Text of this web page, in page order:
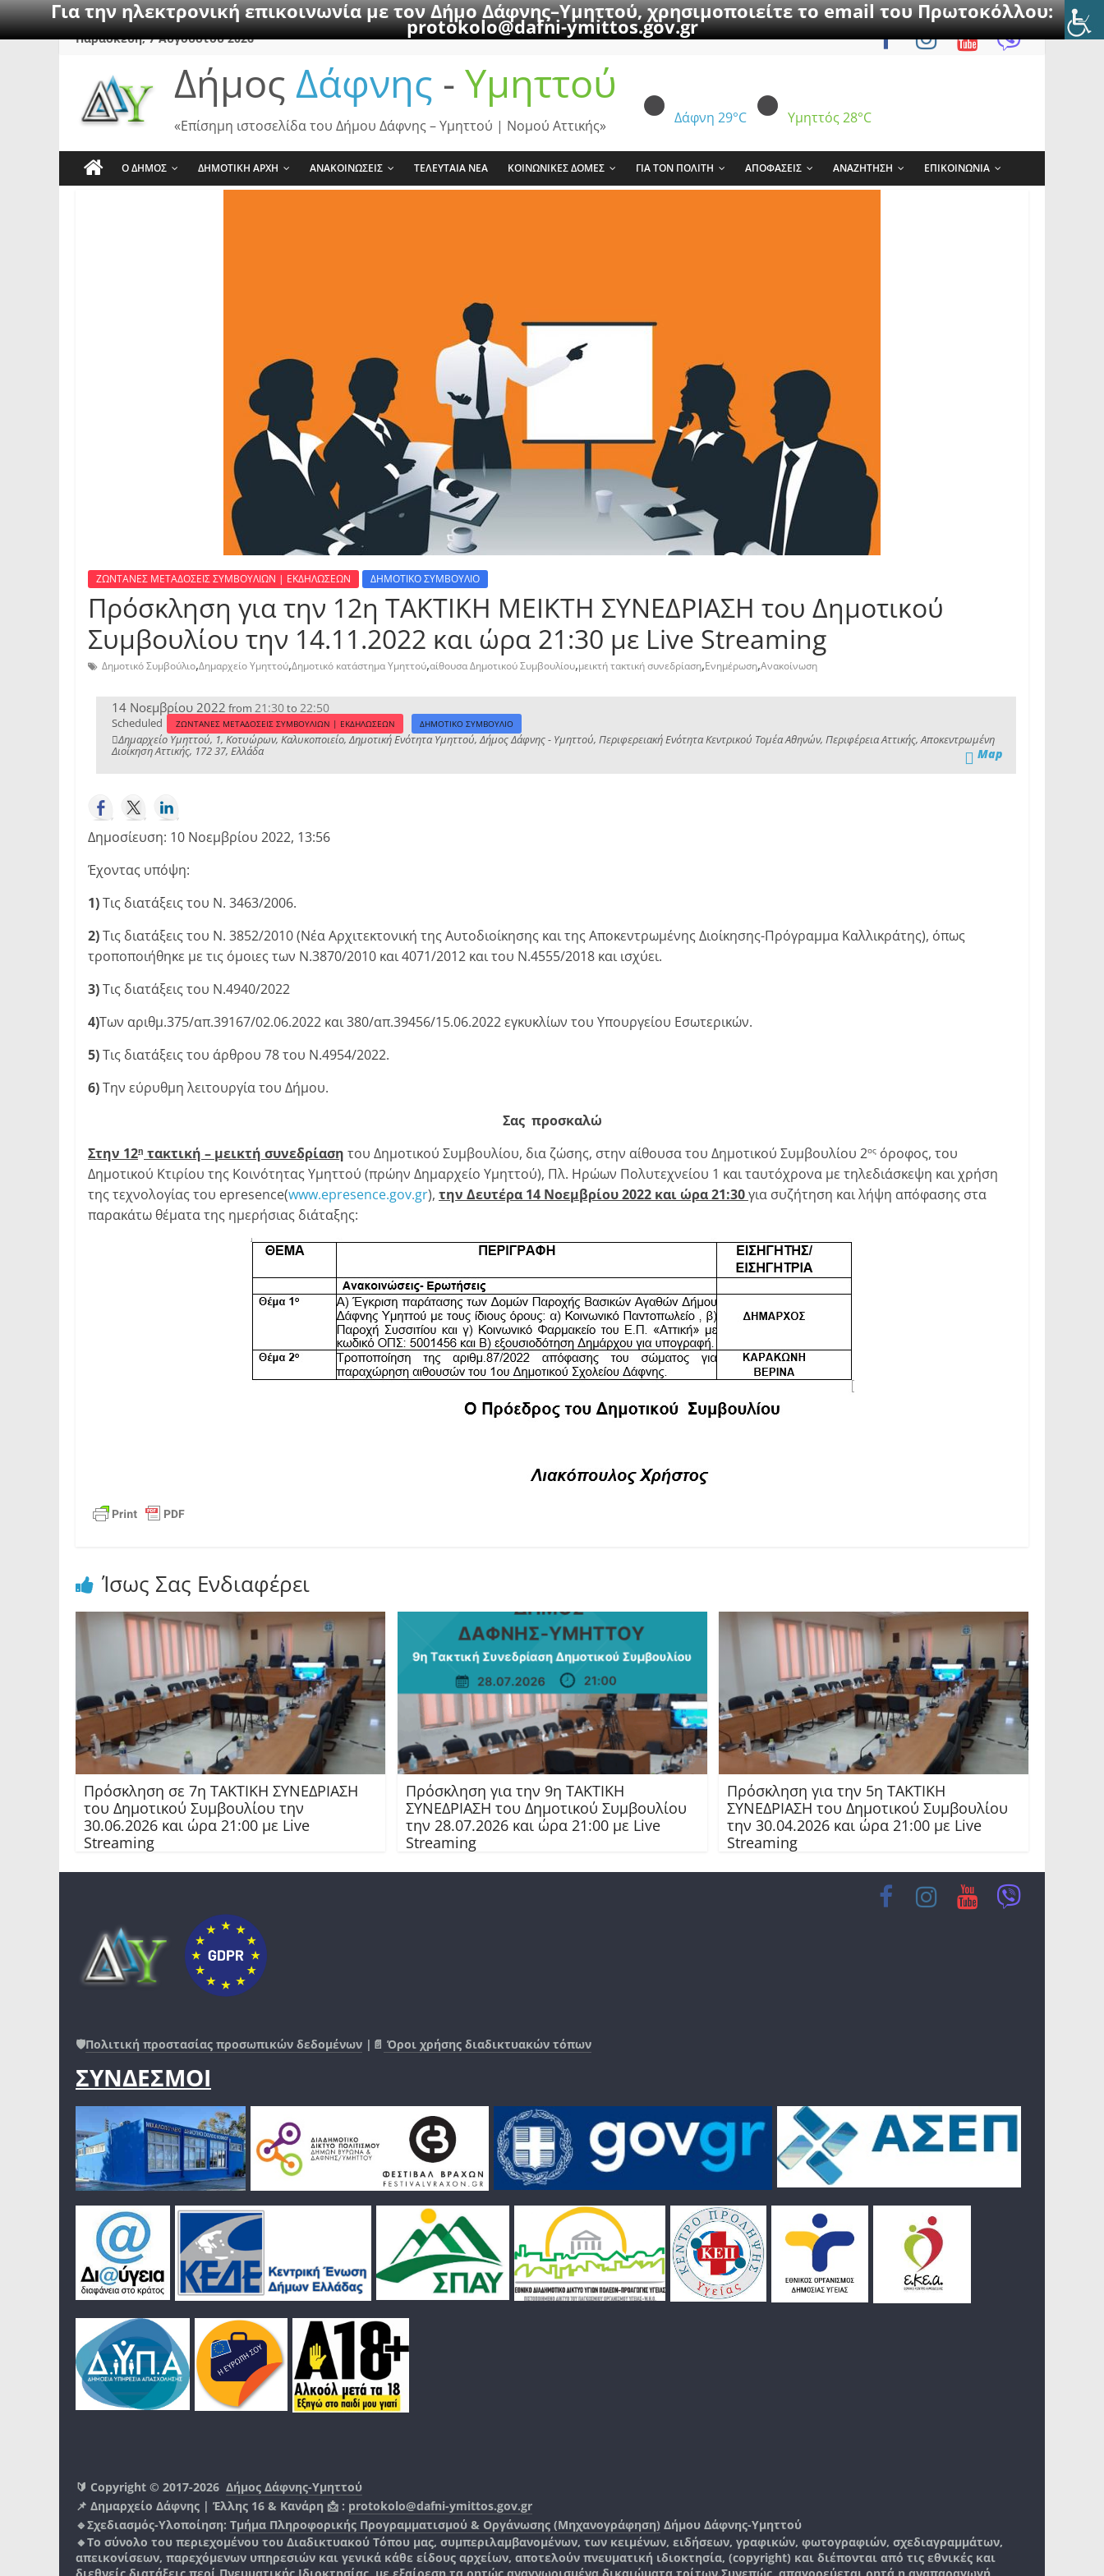
Για την ηλεκτρονική επικοινωνία με τον Δήμο Δάφνης–Υμηττού, χρησιμοποιείτε το email του Πρωτοκόλλου:
protokolo@dafni-ymittos.gov.gr
SkipΠαρασκευή, 7 Αυγούστου 2026
Δήμος Δάφνης - Υμηττού
Δάφνη 29°C Υμηττός 28°C
«Επίσημη ιστοσελίδα του Δήμου Δάφνης – Υμηττού | Νομού Αττικής»
Ο ΔΗΜΟΣ ΔΗΜΟΤΙΚΗ ΑΡΧΗ ΑΝΑΚΟΙΝΩΣΕΙΣ ΤΕΛΕΥΤΑΙΑ ΝΕΑ ΚΟΙΝΩΝΙΚΕΣ ΔΟΜΕΣ ΓΙΑ ΤΟΝ ΠΟΛΙΤΗ ΑΠΟΦΑΣΕΙΣ ΑΝΑΖΗΤΗΣΗ ΕΠΙΚΟΙΝΩΝΙΑ
ΖΩΝΤΑΝΕΣ ΜΕΤΑΔΟΣΕΙΣ ΣΥΜΒΟΥΛΙΩΝ | ΕΚΔΗΛΩΣΕΩΝ ΔΗΜΟΤΙΚΟ ΣΥΜΒΟΥΛΙΟ
Πρόσκληση για την 12η ΤΑΚΤΙΚΗ ΜΕΙΚΤΗ ΣΥΝΕΔΡΙΑΣΗ του Δημοτικού
Συμβουλίου την 14.11.2022 και ώρα 21:30 με Live Streaming
Δημοτικό Συμβούλιο,Δημαρχείο Υμηττού,Δημοτικό κατάστημα Υμηττού,αίθουσα Δημοτικού Συμβουλίου,μεικτή τακτική συνεδρίαση,Ενημέρωση,Ανακοίνωση
14 Νοεμβρίου 2022 from 21:30to 22:50
Scheduled ΖΩΝΤΑΝΕΣ ΜΕΤΑΔΟΣΕΙΣ ΣΥΜΒΟΥΛΙΩΝ | ΕΚΔΗΛΩΣΕΩΝ ΔΗΜΟΤΙΚΟ ΣΥΜΒΟΥΛΙΟ
Δημαρχείο Υμηττού, 1, Κοτυώρων, Καλυκοποιείο, Δημοτική Ενότητα Υμηττού, Δήμος Δάφνης - Υμηττού, Περιφερειακή Ενότητα Κεντρικού Τομέα Αθηνών, Περιφέρεια Αττικής, Αποκεντρωμένη
Διοίκηση Αττικής, 172 37, Ελλάδα Map
Δημοσίευση: 10 Νοεμβρίου 2022, 13:56
Έχοντας υπόψη:
1)Τις διατάξεις του Ν. 3463/2006.
2)Τις διατάξεις του Ν. 3852/2010 (Νέα Αρχιτεκτονική της Αυτοδιοίκησης και της Αποκεντρωμένης Διοίκησης-Πρόγραμμα Καλλικράτης), όπως
τροποποιήθηκε με τις όμοιες των Ν.3870/2010 και 4071/2012 και του Ν.4555/2018 και ισχύει.
3)Τις διατάξεις του Ν.4940/2022
4)Των αριθμ.375/απ.39167/02.06.2022 και 380/απ.39456/15.06.2022 εγκυκλίων του Υπουργείου Εσωτερικών.
5)Τις διατάξεις του άρθρου 78 του Ν.4954/2022.
6)Την εύρυθμη λειτουργία του Δήμου.
Σας προσκαλώ
Στην 12η τακτική – μεικτή συνεδρίαση του Δημοτικού Συμβουλίου, δια ζώσης, στην αίθουσα του Δημοτικού Συμβουλίου 2ος όροφος, του
Δημοτικού Κτιρίου της Κοινότητας Υμηττού (πρώην Δημαρχείο Υμηττού), Πλ. Ηρώων Πολυτεχνείου 1 και ταυτόχρονα με τηλεδιάσκεψη και χρήση
της τεχνολογίας του epresence(www.epresence.gov.gr), την Δευτέρα 14 Νοεμβρίου 2022 και ώρα 21:30για συζήτηση και λήψη απόφασης στα
παρακάτω θέματα της ημερήσιας διάταξης:
Ίσως Σας Ενδιαφέρει
Πρόσκληση σε 7η ΤΑΚΤΙΚΗ ΣΥΝΕΔΡΙΑΣΗ
του Δημοτικού Συμβουλίου την
30.06.2026 και ώρα 21:00 με Live
Streaming
Πρόσκληση για την 9η ΤΑΚΤΙΚΗ
ΣΥΝΕΔΡΙΑΣΗ του Δημοτικού Συμβουλίου
την 28.07.2026 και ώρα 21:00 με Live
Streaming
Πρόσκληση για την 5η ΤΑΚΤΙΚΗ
ΣΥΝΕΔΡΙΑΣΗ του Δημοτικού Συμβουλίου
την 30.04.2026 και ώρα 21:00 με Live
Streaming
🛡️Πολιτική προστασίας προσωπικών δεδομένων |📄 Όροι χρήσης διαδικτυακών τόπων
ΣΥΝΔΕΣΜΟΙ
🔰 Copyright © 2017-2026 Δήμος Δάφνης-Υμηττού
📌 Δημαρχείο Δάφνης | Έλλης 16 & Κανάρη 📩 : protokolo@dafni-ymittos.gov.gr
🔹Σχεδιασμός-Υλοποίηση: Τμήμα Πληροφορικής Προγραμματισμού & Οργάνωσης (Μηχανογράφηση) Δήμου Δάφνης-Υμηττού
🔸Το σύνολο του περιεχομένου του Διαδικτυακού Τόπου μας, συμπεριλαμβανομένων, των κειμένων, ειδήσεων, γραφικών, φωτογραφιών, σχεδιαγραμμάτων,
απεικονίσεων, παρεχόμενων υπηρεσιών και γενικά κάθε είδους αρχείων, αποτελούν πνευματική ιδιοκτησία, (copyright) και διέπονται από τις εθνικές και